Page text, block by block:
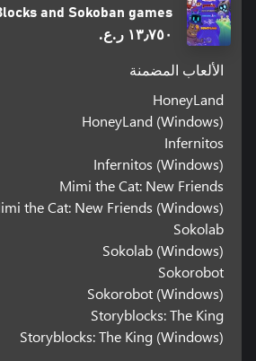
and Sokoban games
١٣٫٧٥٠ ر.ع.‏
الألعاب المضمنة
HoneyLand
HoneyLand (Windows)
Infernitos
Infernitos (Windows)
Mimi the Cat: New Friends
the Cat: New Friends (Windows)
Sokolab
Sokolab (Windows)
Sokorobot
Sokorobot (Windows)
Storyblocks: The King
Storyblocks: The King (Windows)